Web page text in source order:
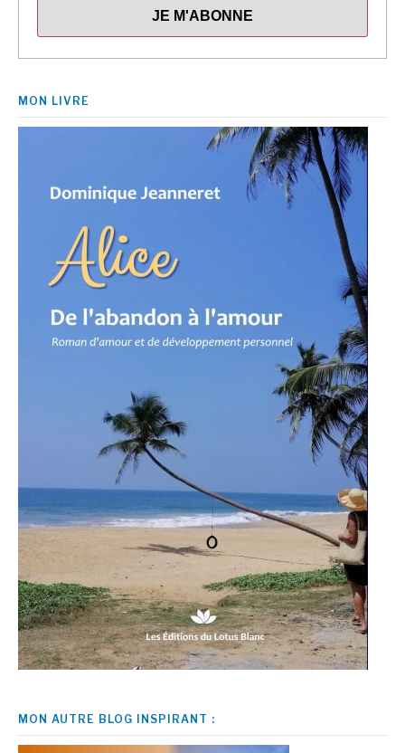
MON LIVRE
MON AUTRE BLOG INSPIRANT :